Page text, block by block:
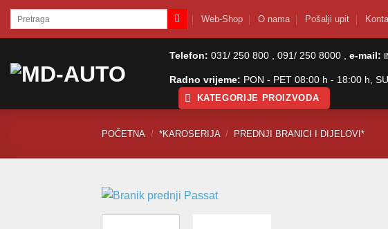
SkipPretraži: Web-Shop O nama Pošalji upit
Telefon: 031/ 250 800 , 091/ 250 8000 , e-mail:
Radno vrijeme: PON - PET 08:00 h - 18:00 h,
KATEGORIJE PROIZVODA
POČETNA / *KAROSERIJA / PREDNJI BRANICI I DIJELOVI*